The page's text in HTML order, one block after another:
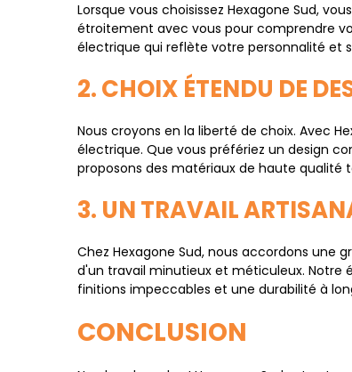
Lorsque vous choisissez Hexagone Sud,
étroitement avec vous pour comprendre
électrique qui reflète votre personnalité et
2. CHOIX ÉTENDU DE
Nous croyons en la liberté de choix. Avec
électrique. Que vous préfériez un design
proposons des matériaux de haute qualité
3. UN TRAVAIL
Chez Hexagone Sud, nous accordons une
d'un travail minutieux et méticuleux. Notre
finitions impeccables et une durabilité à
CONCLUSION